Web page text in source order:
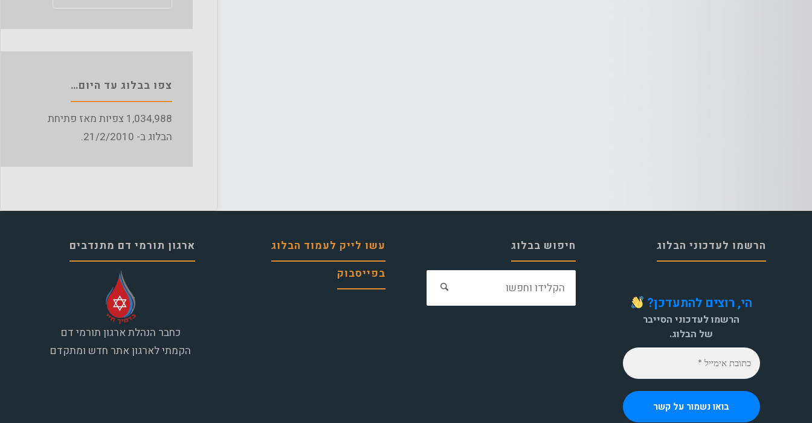
צפו בבלוג עד היום…
1,034,988 צפיות מאז פתיחת
הבלוג ב- 21/2/2010.
הרשמו לעדכוני הבלוג
הי, רוצים להתעדכן?
הרשמו לעדכוני הסייבר
של הבלוג.
חיפוש בבלוג
עשו לייק לעמוד הבלוג
בפייסבוק
ארגון תורמי דם מתנדבים
כחבר הנהלת ארגון תורמי דם
הקמתי לארגון אתר חדש ומתקדם